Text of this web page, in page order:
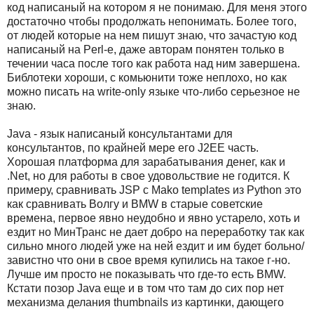
код написаный на котором я не понимаю. Для меня этого
достаточно чтобы продолжать непонимать. Более того,
от людей которые на нем пишут знаю, что зачастую код
написаный на Perl-е, даже авторам понятен только в
течении часа после того как работа над ним завершена.
Библотеки хороши, с комьюнити тоже неплохо, но как
можно писать на write-only языке что-либо серьезное не
знаю.
Java - язык написаный консультантами для
консультантов, по крайней мере его J2EE часть.
Хорошая платформа для зарабатывания денег, как и
.Net, но для работы в свое удовольствие не годится. К
примеру, сравнивать JSP с Mako templates из Python это
как сравнивать Волгу и BMW в старые советские
времена, первое явно неудобно и явно устарело, хоть и
ездит но МинТранс не дает добро на переработку так как
сильно много людей уже на ней ездит и им будет больно/
завистно что они в свое время купились на такое г-но.
Лучше им просто не показывать что где-то есть BMW.
Кстати позор Java еще и в том что там до сих пор нет
механизма делания thumbnails из картинки, дающего